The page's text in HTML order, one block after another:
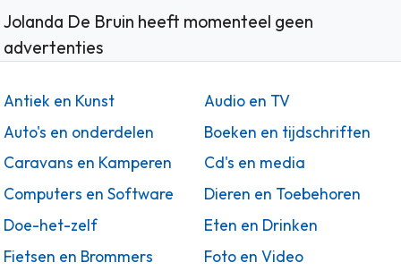
Jolanda De Bruin heeft momenteel geen
advertenties
Antiek en Kunst
Audio en TV
Auto's en onderdelen
Boeken en tijdschriften
Caravans en Kamperen
Cd's en media
Computers en Software
Dieren en Toebehoren
Doe-het-zelf
Eten en Drinken
Fietsen en Brommers
Foto en Video